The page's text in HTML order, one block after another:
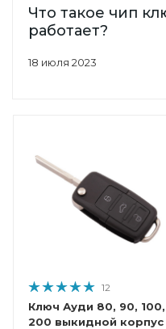
18 июля 2023
Что такое чип
работает?
12
Ключ Ауди 80, 90, 100,
200 выкидной корпус